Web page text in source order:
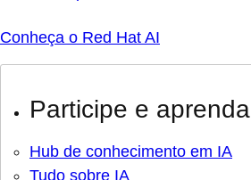
Conheça o Red Hat AI
Participe e aprenda
Hub de conhecimento em IA
Tudo sobre IA